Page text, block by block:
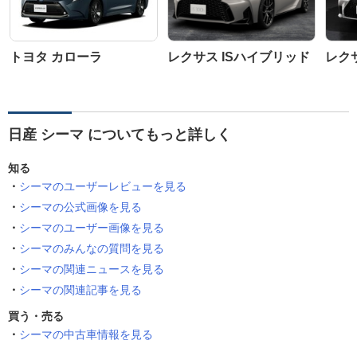
トヨタ カローラ レクサス ISハイブリッド レク
日産 シーマ についてもっと詳しく
知る
シーマのユーザーレビューを見る
シーマの公式画像を見る
シーマのユーザー画像を見る
シーマのみんなの質問を見る
シーマの関連ニュースを見る
シーマの関連記事を見る
買う・売る
シーマの中古車情報を見る